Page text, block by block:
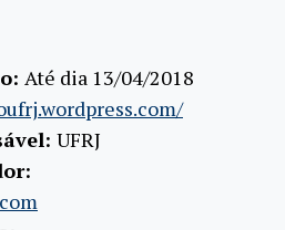
Até dia 13/04/2018
UFRJ